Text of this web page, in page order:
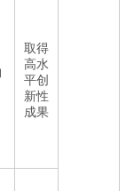
取得
高水
平创
新性
成果